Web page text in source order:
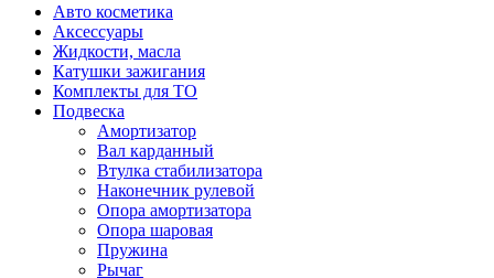
Авто косметика
Аксессуары
Жидкости, масла
Катушки зажигания
Комплекты для ТО
Подвеска
Амортизатор
Вал карданный
Втулка стабилизатора
Наконечник рулевой
Опора амортизатора
Опора шаровая
Пружина
Рычаг